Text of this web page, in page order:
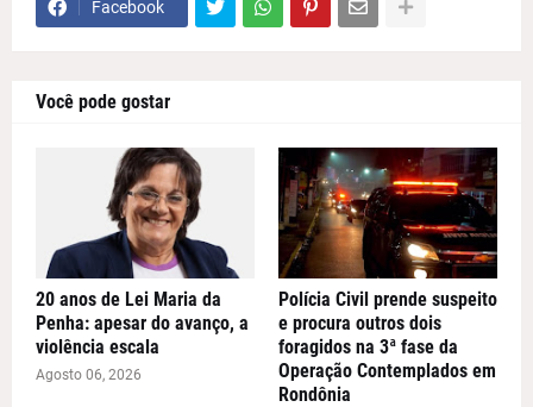
Facebook
Você pode gostar
20 anos de Lei Maria da
Penha: apesar do avanço, a
violência escala
Agosto 06, 2026
Polícia Civil prende suspeito
e procura outros dois
foragidos na 3ª fase da
Operação Contemplados em
Rondônia